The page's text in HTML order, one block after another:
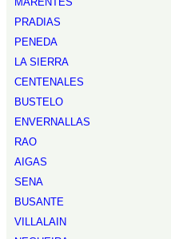
PRADIAS
PENEDA
LA SIERRA
CENTENALES
BUSTELO
ENVERNALLAS
RAO
AIGAS
SENA
BUSANTE
VILLALAIN